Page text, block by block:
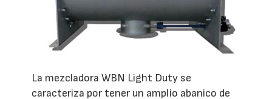
La mezcladora WBN Light Duty se
caracteriza por tener un amplio abanico de